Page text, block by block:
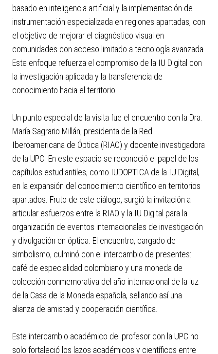
basado en inteligencia artificial y la implementación de
instrumentación especializada en regiones apartadas, con
el objetivo de mejorar el diagnóstico visual en
comunidades con acceso limitado a tecnología avanzada.
Este enfoque refuerza el compromiso de la IU Digital con
la investigación aplicada y la transferencia de
conocimiento hacia el territorio.
Un punto especial de la visita fue el encuentro con la Dra.
María Sagrario Millán, presidenta de la Red
Iberoamericana de Óptica (RIAO) y docente investigadora
de la UPC. En este espacio se reconoció el papel de los
capítulos estudiantiles, como IUDOPTICA de la IU Digital,
en la expansión del conocimiento científico en territorios
apartados. Fruto de este diálogo, surgió la invitación a
articular esfuerzos entre la RIAO y la IU Digital para la
organización de eventos internacionales de investigación
y divulgación en óptica. El encuentro, cargado de
simbolismo, culminó con el intercambio de presentes:
café de especialidad colombiano y una moneda de
colección conmemorativa del año internacional de la luz
de la Casa de la Moneda española, sellando así una
alianza de amistad y cooperación científica.
Este intercambio académico del profesor con la UPC no
solo fortaleció los lazos académicos y científicos entre